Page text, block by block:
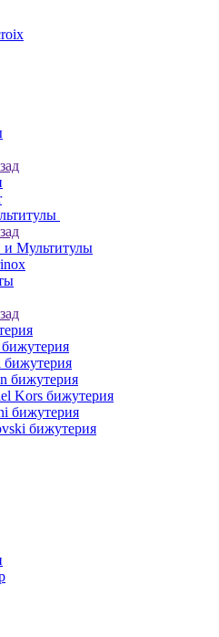
Мультитулы
бижутерия
бижутерия
Kors бижутерия
бижутерия
бижутерия